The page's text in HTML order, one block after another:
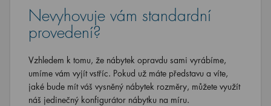
Nevyhovuje vám standardní
provedení?
Vzhledem k tomu, že nábytek opravdu sami vyrábíme,
umíme vám vyjít vstříc. Pokud už máte představu a víte,
jaké bude mít váš vysněný nábytek rozměry, můžete využít
náš jedinečný konfigurátor nábytku na míru.